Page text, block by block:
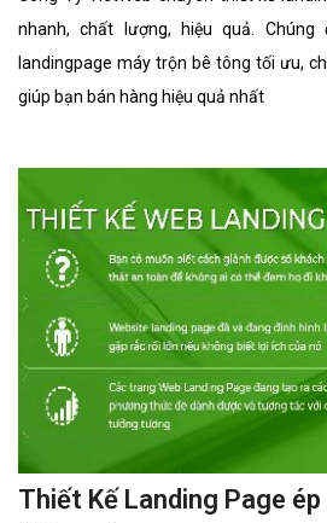
nhanh, chất lượng, hiệu quả.
landingpage máy trộn bê tông tối ưu,
giúp bạn bán hàng hiệu quả nhất
Thiết Kế Landing Page